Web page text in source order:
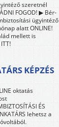
szeretnél
FOGOD! ▶ Bér-
ügyintéző
alatt ONLINE!
mellett is
KÉPZÉS
oktatás
ÉS
lehetsz a